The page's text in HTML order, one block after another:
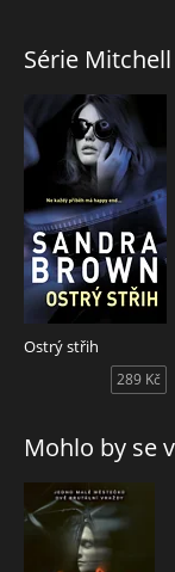
Série
Ostrý střih
289 Kč
Mohlo by se